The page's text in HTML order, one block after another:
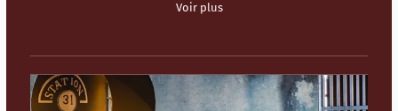
Voir plus